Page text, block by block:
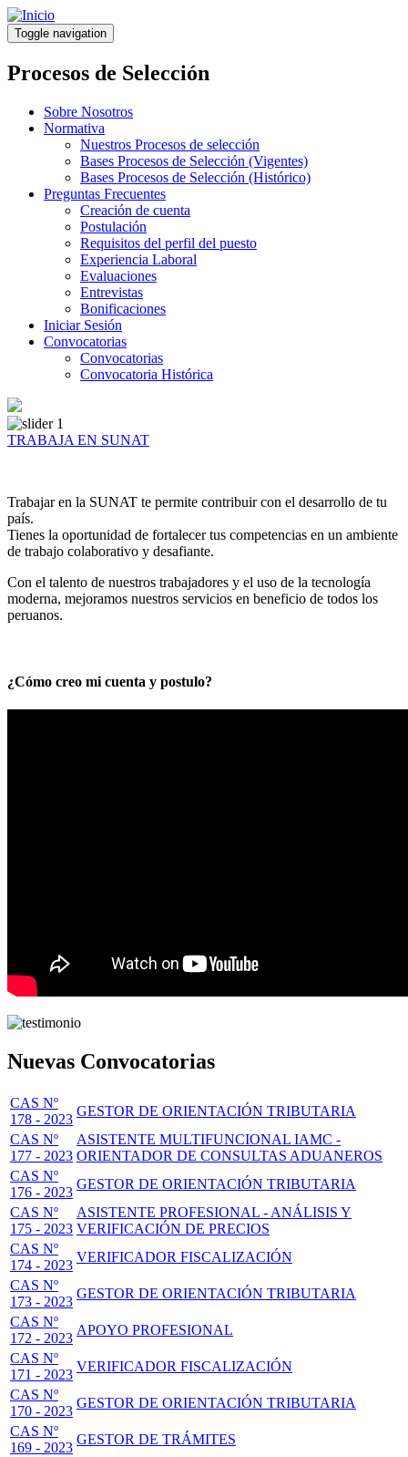
Pasar
al
contenido
principal
Toggle navigation
Procesos de Selección
Sobre Nosotros
Normativa
Nuestros Procesos de selección
Bases Procesos de Selección (Vigentes)
Bases Procesos de Selección (Histórico)
Preguntas Frecuentes
Creación de cuenta
Postulación
Requisitos del perfil del puesto
Experiencia Laboral
Evaluaciones
Entrevistas
Bonificaciones
Iniciar Sesión
Convocatorias
Convocatorias
Convocatoria Histórica
TRABAJA EN SUNAT
Trabajar en la SUNAT te permite contribuir con el desarrollo de tu
país.
Tienes la oportunidad de fortalecer tus competencias en un ambiente
de trabajo colaborativo y desafiante.
Con el talento de nuestros trabajadores y el uso de la tecnología
moderna, mejoramos nuestros servicios en beneficio de todos los
peruanos.
¿Cómo creo mi cuenta y postulo?
Nuevas Convocatorias
CAS Nº
178 - 2023
GESTOR DE ORIENTACIÓN TRIBUTARIA
CAS Nº
177 - 2023
ASISTENTE MULTIFUNCIONAL IAMC -
ORIENTADOR DE CONSULTAS ADUANEROS
CAS Nº
176 - 2023
GESTOR DE ORIENTACIÓN TRIBUTARIA
CAS Nº
175 - 2023
ASISTENTE PROFESIONAL - ANÁLISIS Y
VERIFICACIÓN DE PRECIOS
CAS Nº
174 - 2023
VERIFICADOR FISCALIZACIÓN
CAS Nº
173 - 2023
GESTOR DE ORIENTACIÓN TRIBUTARIA
CAS Nº
172 - 2023
APOYO PROFESIONAL
CAS Nº
171 - 2023
VERIFICADOR FISCALIZACIÓN
CAS Nº
170 - 2023
GESTOR DE ORIENTACIÓN TRIBUTARIA
CAS Nº
169 - 2023
GESTOR DE TRÁMITES